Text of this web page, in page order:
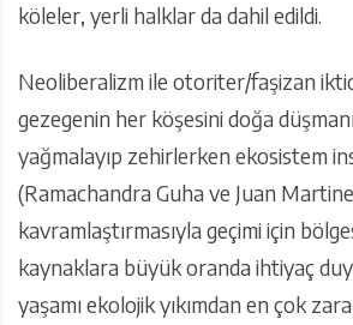
köleler, yerli halklar da dahil edildi.
Neoliberalizm ile otoriter/faşizan
gezegenin her köşesini doğa
yağmalayıp zehirlerken ekosistem
(Ramachandra Guha ve Juan
kavramlaştırmasıyla geçimi için
kaynaklara büyük oranda ihtiyaç
yaşamı ekolojik yıkımdan en çok